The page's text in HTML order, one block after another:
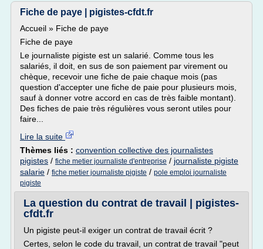
Fiche de paye | pigistes-cfdt.fr
Accueil » Fiche de paye
Fiche de paye
Le journaliste pigiste est un salarié. Comme tous les
salariés, il doit, en sus de son paiement par virement ou
chèque, recevoir une fiche de paie chaque mois (pas
question d'accepter une fiche de paie pour plusieurs mois,
sauf à donner votre accord en cas de très faible montant).
Des fiches de paie très régulières vous seront utiles pour
faire...
Lire la suite
Thèmes liés : convention collective des journalistes
pigistes / fiche metier journaliste d'entreprise / journaliste pigiste
salarie / fiche metier journaliste pigiste / pole emploi journaliste
pigiste
La question du contrat de travail | pigistes-
cfdt.fr
Un pigiste peut-il exiger un contrat de travail écrit ?
Certes, selon le code du travail, un contrat de travail "peut